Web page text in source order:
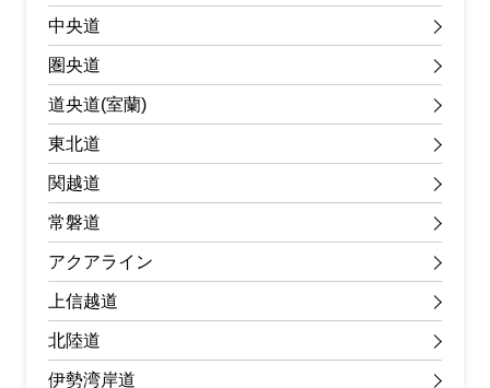
中央道
圏央道
道央道(室蘭)
東北道
関越道
常磐道
アクアライン
上信越道
北陸道
伊勢湾岸道